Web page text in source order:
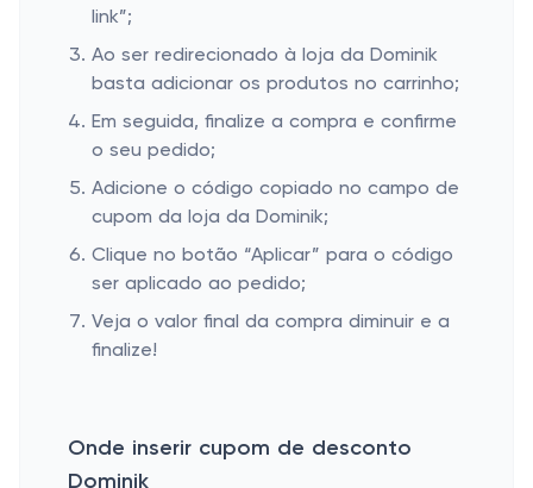
link”;
Ao ser redirecionado à loja da Dominik
basta adicionar os produtos no carrinho;
Em seguida, finalize a compra e confirme
o seu pedido;
Adicione o código copiado no campo de
cupom da loja da Dominik;
Clique no botão “Aplicar” para o código
ser aplicado ao pedido;
Veja o valor final da compra diminuir e a
finalize!
Onde inserir cupom de desconto
Dominik